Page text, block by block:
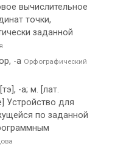
вычислительное
точки,
заданной
-а Орфографический
-а; м. [лат.
Устройство для
по заданной